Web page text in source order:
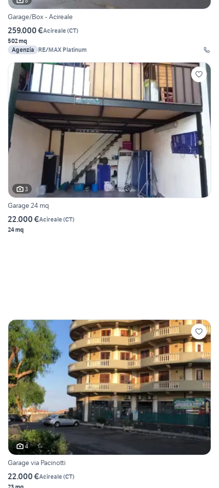
Garage/Box - Acireale
259.000 €Acireale(CT)
502 mq
Agenzia
RE/MAX Platinum
3
Garage 24 mq
22.000 €Acireale(CT)
24 mq
4
Garage via Pacinotti
22.000 €Acireale(CT)